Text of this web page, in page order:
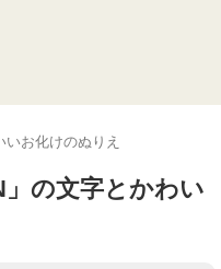
いお化けのぬりえ
」の文字とかわい